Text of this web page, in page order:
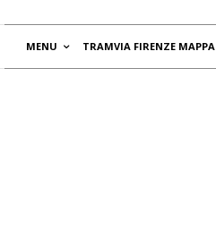
MENU TRAMVIA FIRENZE MAPPA